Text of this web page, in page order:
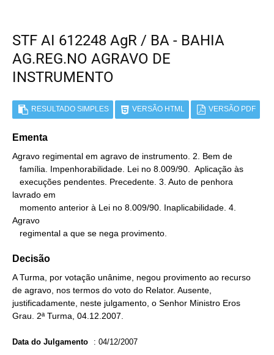
STF AI 612248 AgR / BA - BAHIA
AG.REG.NO AGRAVO DE
INSTRUMENTO
RESULTADO SIMPLES VERSÃO HTML VERSÃO PDF
Ementa
Agravo regimental em agravo de instrumento. 2. Bem de
lavrado em
Agravo
   regimental a que se nega provimento.
Decisão
A Turma, por votação unânime, negou provimento ao recurso
de agravo, nos termos do voto do Relator. Ausente,
justificadamente, neste julgamento, o Senhor Ministro Eros
Grau. 2ª Turma, 04.12.2007.
Data do Julgamento : 04/12/2007